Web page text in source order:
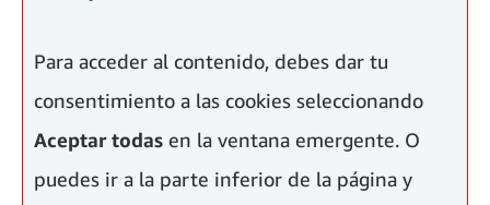
Para acceder al contenido, debes dar tu
consentimiento a las cookies seleccionando
Aceptar todas en la ventana emergente. O
puedes ir a la parte inferior de la página y